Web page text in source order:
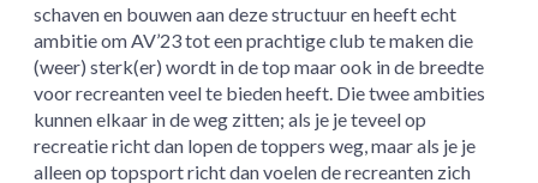
schaven en bouwen aan deze structuur en heeft echt
ambitie om AV’23 tot een prachtige club te maken die
(weer) sterk(er) wordt in de top maar ook in de breedte
voor recreanten veel te bieden heeft. Die twee ambities
kunnen elkaar in de weg zitten; als je je teveel op
recreatie richt dan lopen de toppers weg, maar als je je
alleen op topsport richt dan voelen de recreanten zich